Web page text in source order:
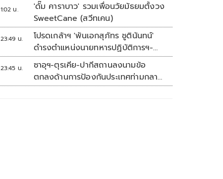
1:02 น.
'ดั๊ม คาราบาว' รวมเพื่อนวัยมัธยมตั้งวง
SweetCane (สวีทเคน)
23:49 น.
โปรดเกล้าฯ 'พันเอกสุภัทร ชูตินันทน์'
ดำรงตำแหน่งนายทหารปฏิบัติการฯ-
พระราชทานยศ 'พลตรี'
23:45 น.
ซาอุฯ-ตุรเคีย-ปากีสถานลงนามข้อ
ตกลงด้านการป้องกันประเทศท่ามกลาง
สงครามในภูมิภาค